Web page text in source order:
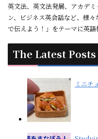
英文法、英文法発展、アカデ
ン、ビジネス英会話など、様
で伝えよう！」をテーマに英語
The Latest Posts
ミニチ